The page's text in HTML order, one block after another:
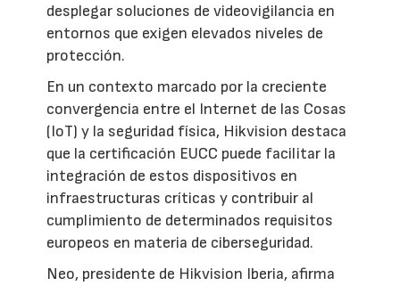
desplegar soluciones de videovigilancia en
entornos que exigen elevados niveles de
protección.
En un contexto marcado por la creciente
convergencia entre el Internet de las Cosas
(IoT) y la seguridad física, Hikvision destaca
que la certificación EUCC puede facilitar la
integración de estos dispositivos en
infraestructuras críticas y contribuir al
cumplimiento de determinados requisitos
europeos en materia de ciberseguridad.
Neo, presidente de Hikvision Iberia, afirma